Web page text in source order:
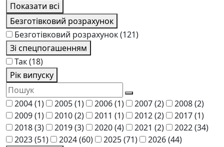
Показати всі
Безготівковий розрахунок
Безготівковий розрахунок(121)
Зі спецпогашенням
Так(18)
Рік випуску
2004(1) 2005(1) 2006(1) 2007(2) 2008(2)
2009(1) 2010(2) 2011 (1) 2012(2) 2017(1)
2018(3) 2019(3) 2020(4) 2021 (2) 2022(34)
2023(51) 2024(60) 2025(71) 2026(44)